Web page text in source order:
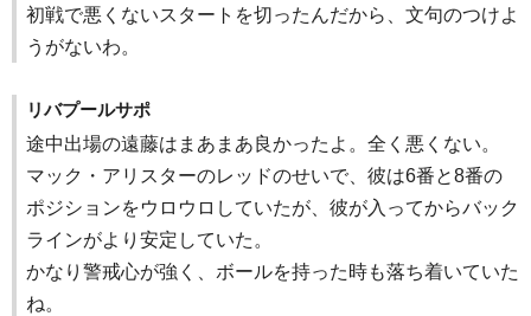
初戦で悪くないスタートを切ったんだから、文句のつけよ
うがないわ。
リバプールサポ
途中出場の遠藤はまあまあ良かったよ。全く悪くない。
マック・アリスターのレッドのせいで、彼は6番と8番の
ポジションをウロウロしていたが、彼が入ってからバック
ラインがより安定していた。
かなり警戒心が強く、ボールを持った時も落ち着いていた
ね。